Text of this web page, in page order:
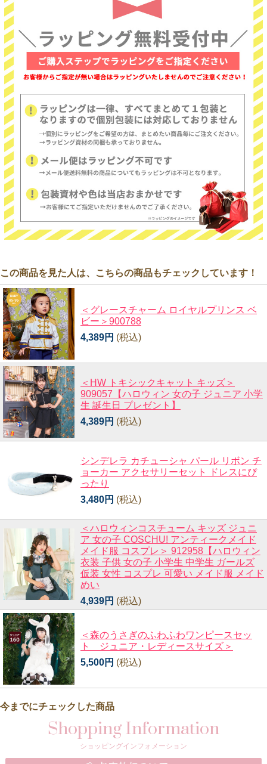
この商品を見た人は、こちらの商品もチェックしています！
＜グレースチャーム ロイヤルプリンス ベ
ビー＞900788
4,389円 (税込)
＜HW トキシックキャット キッズ＞
909057【ハロウィン 女の子 ジュニア 小学
生 誕生日 プレゼント】
4,389円 (税込)
シンデレラ カチューシャ パール リボン チ
ョーカー アクセサリーセット ドレスにぴ
ったり
3,480円 (税込)
＜ハロウィンコスチューム キッズ ジュニ
ア 女の子 COSCHU! アンティークメイド
メイド服 コスプレ＞ 912958【ハロウィン
衣装 子供 女の子 小学生 中学生 ガールズ
仮装 女性 コスプレ 可愛い メイド服 メイド
めい
4,939円 (税込)
＜森のうさぎのふわふわワンピースセッ
ト ジュニア・レディースサイズ＞
5,500円 (税込)
今までにチェックした商品
Shopping Information
ショッピングインフォメーション